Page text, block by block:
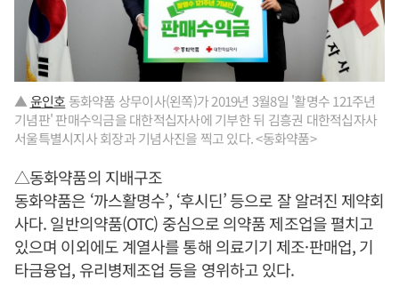
▲윤인호 동화약품 상무이사(왼쪽)가 2019년 3월8일 '활명수 121주년
기념판' 판매수익금을 대한적십자사에 기부한 뒤 김흥권 대한적십자사
서울특별시지사 회장과 기념사진을 찍고 있다. <동화약품>
△동화약품의 지배구조
동화약품은 ‘까스활명수’, ‘후시딘’ 등으로 잘 알려진 제약회
사다. 일반의약품(OTC) 중심으로 의약품 제조업을 펼치고
있으며 이외에도 계열사를 통해 의료기기 제조·판매업, 기
타금융업, 유리병제조업 등을 영위하고 있다.